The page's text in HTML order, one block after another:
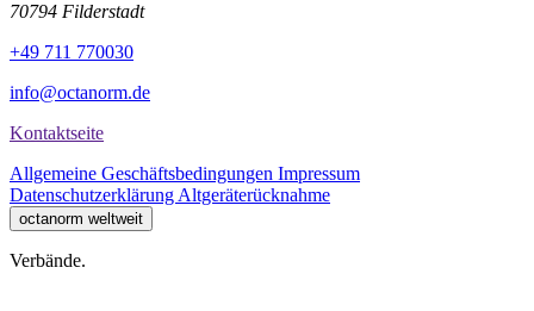
70794 Filderstadt
+49 711 770030
info@octanorm.de
Kontaktseite
Allgemeine Geschäftsbedingungen Impressum
Datenschutzerklärung Altgeräterücknahme
octanorm weltweit
Verbände.